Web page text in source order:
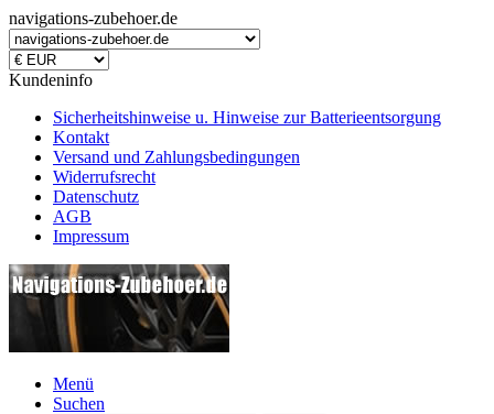
navigations-zubehoer.de
Kundeninfo
Sicherheitshinweise u. Hinweise zur Batterieentsorgung
Kontakt
Versand und Zahlungsbedingungen
Widerrufsrecht
Datenschutz
AGB
Impressum
Menü
Suchen